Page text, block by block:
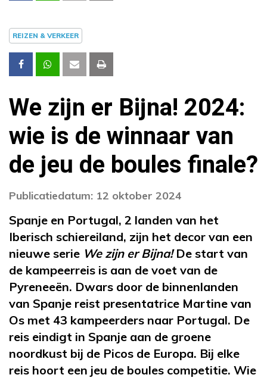
REIZEN & VERKEER
We zijn er Bijna! 2024:
wie is de winnaar van
de jeu de boules finale?
Publicatiedatum: 12 oktober 2024
Spanje en Portugal, 2 landen van het
Iberisch schiereiland, zijn het decor van een
nieuwe serie We zijn er Bijna!De start van
de kampeerreis is aan de voet van de
Pyreneeën. Dwars door de binnenlanden
van Spanje reist presentatrice Martine van
Os met 43 kampeerders naar Portugal. De
reis eindigt in Spanje aan de groene
noordkust bij de Picos de Europa. Bij elke
reis hoort een jeu de boules competitie. Wie